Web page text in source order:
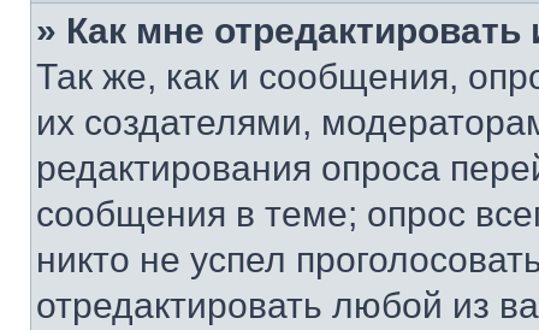
» Как мне
Так же, как и сообщения,
их создателями,
редактирования опроса
сообщения в теме; опрос
никто не успел
отредактировать любой из